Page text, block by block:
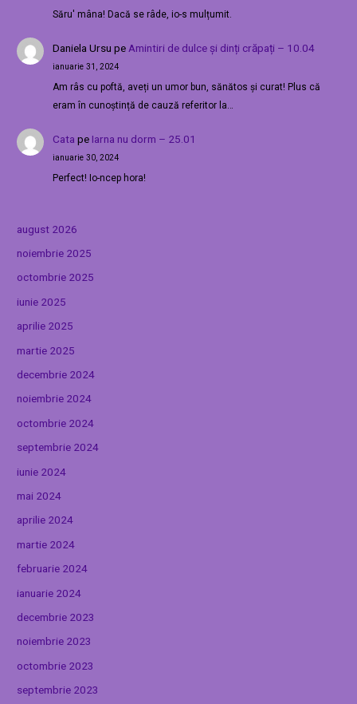
Săru' mâna! Dacă se râde, io-s mulțumit.
Daniela Ursu pe Amintiri de dulce și dinți crăpați – 10.04
ianuarie 31, 2024
Am râs cu poftă, aveți un umor bun, sănătos și curat! Plus că
eram în cunoștință de cauză referitor la…
Cata pe Iarna nu dorm – 25.01
ianuarie 30, 2024
Perfect! Io-ncep hora!
august 2026
noiembrie 2025
octombrie 2025
iunie 2025
aprilie 2025
martie 2025
decembrie 2024
noiembrie 2024
octombrie 2024
septembrie 2024
iunie 2024
mai 2024
aprilie 2024
martie 2024
februarie 2024
ianuarie 2024
decembrie 2023
noiembrie 2023
octombrie 2023
septembrie 2023